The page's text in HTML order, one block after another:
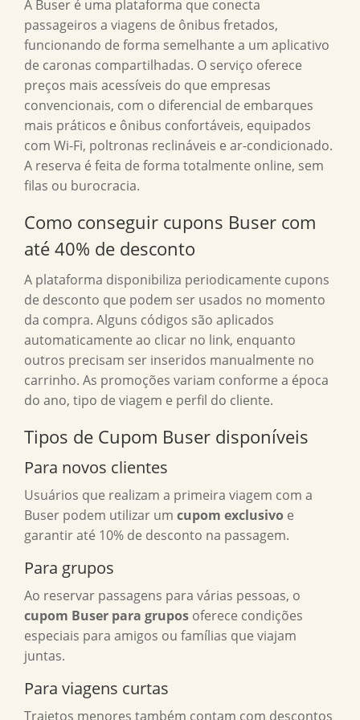
A Buser é uma plataforma que conecta
passageiros a viagens de ônibus fretados,
funcionando de forma semelhante a um aplicativo
de caronas compartilhadas. O serviço oferece
preços mais acessíveis do que empresas
convencionais, com o diferencial de embarques
mais práticos e ônibus confortáveis, equipados
com Wi-Fi, poltronas reclináveis e ar-condicionado.
A reserva é feita de forma totalmente online, sem
filas ou burocracia.
Como conseguir cupons Buser com
até 40% de desconto
A plataforma disponibiliza periodicamente cupons
de desconto que podem ser usados no momento
da compra. Alguns códigos são aplicados
automaticamente ao clicar no link, enquanto
outros precisam ser inseridos manualmente no
carrinho. As promoções variam conforme a época
do ano, tipo de viagem e perfil do cliente.
Tipos de Cupom Buser disponíveis
Para novos clientes
Usuários que realizam a primeira viagem com a
Buser podem utilizar um cupom exclusivo e
garantir até 10% de desconto na passagem.
Para grupos
Ao reservar passagens para várias pessoas, o
cupom Buser para grupos oferece condições
especiais para amigos ou famílias que viajam
juntas.
Para viagens curtas
Trajetos menores também contam com descontos